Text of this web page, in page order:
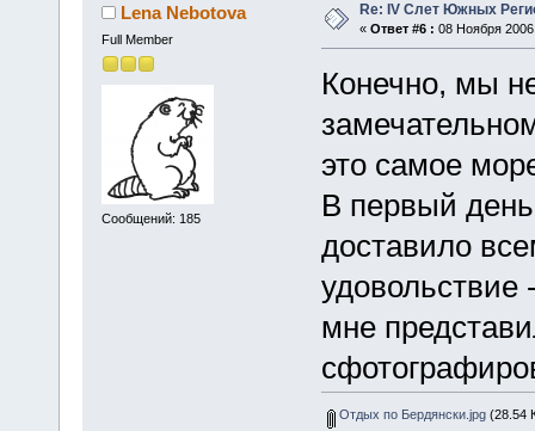
Lena Nebotova
Full Member
Сообщений: 185
Re: IV Слет Южных
« Ответ #6 : 08 Ноября
Конечно, мы
это самое
В первый
доставило
удовольствие
мне
Отдых по Бердянски.jpg(28.54